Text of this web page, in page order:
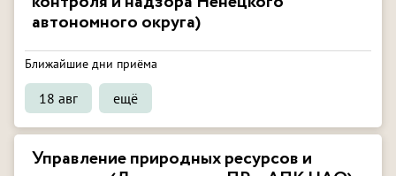
автономного округа)
Ближайшие дни приёма
18 авг ещё
Управление природных ресурсов и